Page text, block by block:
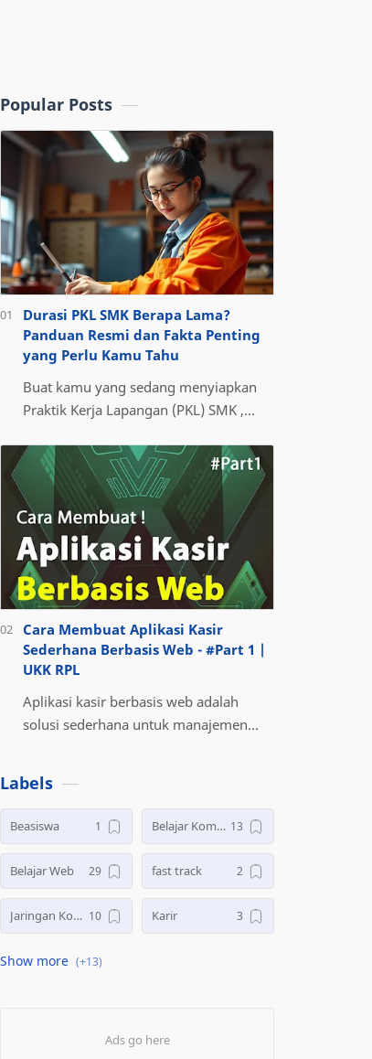
Popular Posts
Durasi PKL SMK Berapa Lama?
Panduan Resmi dan Fakta Penting
yang Perlu Kamu Tahu
Buat kamu yang sedang menyiapkan
Praktik Kerja Lapangan (PKL) SMK ,
durasi PKL yang ideal dan sesuai
aturan? Duras…
Cara Membuat Aplikasi Kasir
Sederhana Berbasis Web - #Part 1 |
UKK RPL
Aplikasi kasir berbasis web adalah
solusi sederhana untuk manajemen
aplika…
Labels
Beasiswa Belajar Komputer
Belajar Web fast track
Jaringan Komputer Karir
Komputer Dasar
Laporan PKL